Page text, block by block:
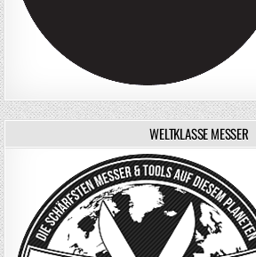
WELTKLASSE MESSER